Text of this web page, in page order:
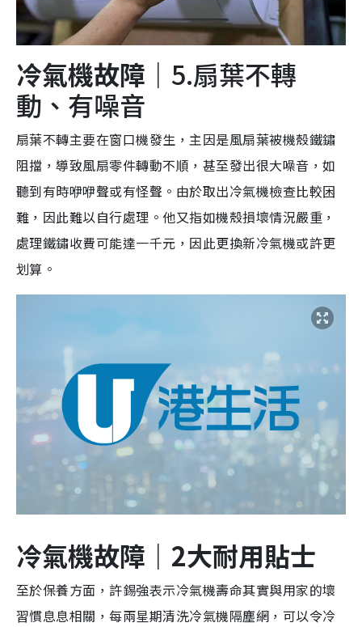
冷氣機故障｜ 5.扇葉不轉
動、有噪音
扇葉不轉主要在窗口機發生，主因是風扇葉被機殼鐵鏽
阻擋，導致風扇零件轉動不順，甚至發出很大噪音，如
聽到有時咿咿聲或有怪聲。由於取出冷氣機檢查比較困
難，因此難以自行處理。他又指如機殼損壞情況嚴重，
處理鐵鏽收費可能達一千元，因此更換新冷氣機或許更
划算。
冷氣機故障｜2大耐用貼士
至於保養方面，許錫強表示冷氣機壽命其實與用家的壞
習慣息息相關，每兩星期清洗冷氣機隔塵網，可以令冷